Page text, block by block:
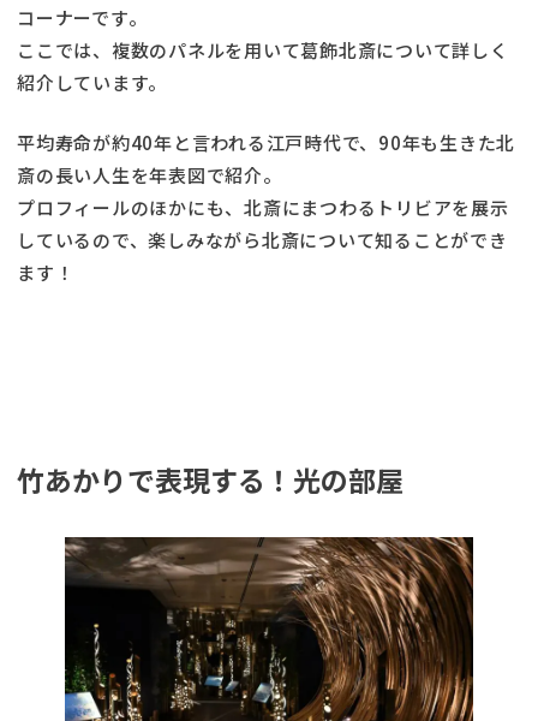
コーナーです。
ここでは、複数のパネルを用いて葛飾北斎について詳しく
紹介しています。
平均寿命が約40年と言われる江戸時代で、90年も生きた北
斎の長い人生を年表図で紹介。
プロフィールのほかにも、北斎にまつわるトリビアを展示
しているので、楽しみながら北斎について知ることができ
ます！
竹あかりで表現する！光の部屋